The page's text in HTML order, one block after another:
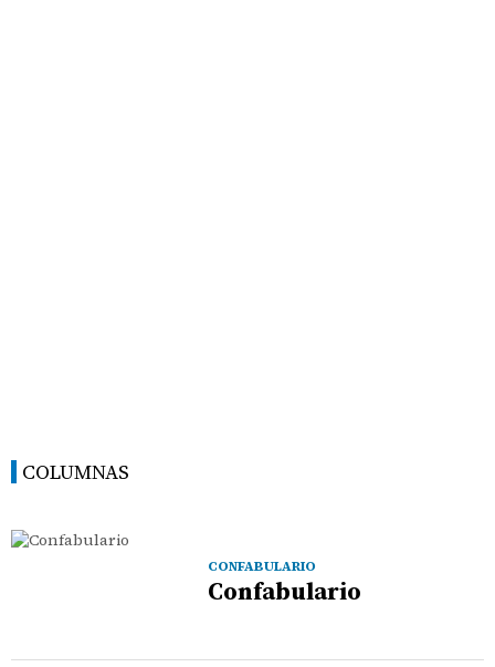
COLUMNAS
CONFABULARIO
Confabulario